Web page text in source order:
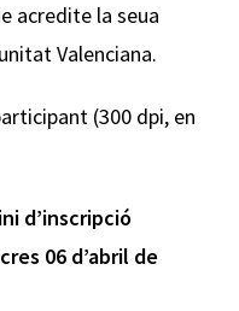
acredite la seua
Valenciana.
(300 dpi, en
d’inscripció
06 d’abril de